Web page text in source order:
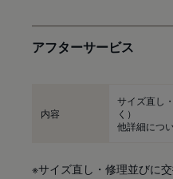
アフターサービス
内容
サイズ直し
く）
他詳細につ
※サイズ直し・修理並びに